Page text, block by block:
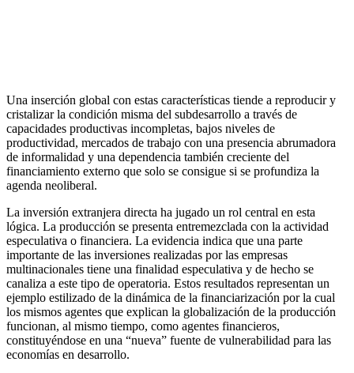
Una inserción global con estas características tiende a reproducir y
cristalizar la condición misma del subdesarrollo a través de
capacidades productivas incompletas, bajos niveles de
productividad, mercados de trabajo con una presencia abrumadora
de informalidad y una dependencia también creciente del
financiamiento externo que solo se consigue si se profundiza la
agenda neoliberal.
La inversión extranjera directa ha jugado un rol central en esta
lógica. La producción se presenta entremezclada con la actividad
especulativa o financiera. La evidencia indica que una parte
importante de las inversiones realizadas por las empresas
multinacionales tiene una finalidad especulativa y de hecho se
canaliza a este tipo de operatoria. Estos resultados representan un
ejemplo estilizado de la dinámica de la financiarización por la cual
los mismos agentes que explican la globalización de la producción
funcionan, al mismo tiempo, como agentes financieros,
constituyéndose en una “nueva” fuente de vulnerabilidad para las
economías en desarrollo.